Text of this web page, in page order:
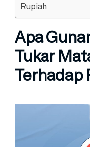
Rupiah
Apa
Tukar
Terhadap